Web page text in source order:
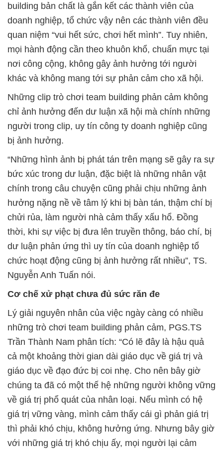
building bản chất là gắn kết các thành viên của
doanh nghiệp, tổ chức vậy nên các thành viên đều
quan niệm “vui hết sức, chơi hết mình”. Tuy nhiên,
mọi hành động cần theo khuôn khổ, chuẩn mực tại
nơi công cộng, không gây ảnh hưởng tới người
khác và không mang tới sự phản cảm cho xã hội.
Những clip trò chơi team building phản cảm không
chỉ ảnh hưởng đến dư luận xã hội mà chính những
người trong clip, uy tín công ty doanh nghiệp cũng
bị ảnh hưởng.
“Những hình ảnh bị phát tán trên mạng sẽ gây ra sự
bức xúc trong dư luận, đặc biệt là những nhân vật
chính trong câu chuyện cũng phải chịu những ảnh
hưởng nặng nề về tâm lý khi bị bàn tán, thậm chí bị
chửi rủa, làm người nhà cảm thấy xấu hổ. Đồng
thời, khi sự việc bị đưa lên truyền thông, báo chí, bị
dư luận phản ứng thì uy tín của doanh nghiệp tổ
chức hoạt động cũng bị ảnh hưởng rất nhiều”, TS.
Nguyễn Anh Tuấn nói.
Cơ chế xử phạt chưa đủ sức răn đe
Lý giải nguyên nhân của việc ngày càng có nhiều
những trò chơi team building phản cảm, PGS.TS
Trần Thành Nam phân tích: “Có lẽ đây là hậu quả
cả một khoảng thời gian dài giáo dục về giá trị và
giáo dục về đạo đức bị coi nhẹ. Cho nên bây giờ
chúng ta đã có một thế hệ những người không vững
về giá trị phổ quát của nhân loại. Nếu mình có hệ
giá trị vững vàng, mình cảm thấy cái gì phản giá trị
thì phải khó chịu, không hưởng ứng. Nhưng bây giờ
với những giá trị khó chịu ấy, mọi người lại cảm